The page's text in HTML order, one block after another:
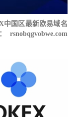
中国区最新欧易域名